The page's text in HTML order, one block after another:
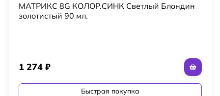
МАТРИКС 8G КОЛОР.СИНК Светлый Блондин
золотистый 90 мл.
1 274 ₽
Быстрая покупка